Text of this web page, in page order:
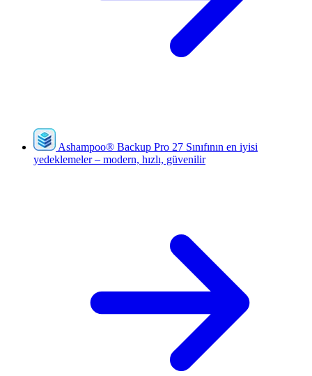
Ashampoo® Backup Pro 27 Sınıfının en iyisi
yedeklemeler – modern, hızlı, güvenilir